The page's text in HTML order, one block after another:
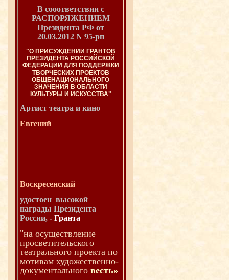
В сооответствии с
РАСПОРЯЖЕНИЕМ
Президента РФ от
20.03.2012 N 95-рп
"О ПРИСУЖДЕНИИ ГРАНТОВ
ПРЕЗИДЕНТА РОССИЙСКОЙ
ФЕДЕРАЦИИ ДЛЯ ПОДДЕРЖКИ
ТВОРЧЕСКИХ ПРОЕКТОВ
ОБЩЕНАЦИОНАЛЬНОГО
ЗНАЧЕНИЯ В ОБЛАСТИ
КУЛЬТУРЫ И ИСКУССТВА"
Артист театра и кино
Евгений
Воскресенский
удостоен высокой
награды Президента
России, - Гранта
"на осуществление
просветительского
театрального проекта по
мотивам художественно-
документального весть»